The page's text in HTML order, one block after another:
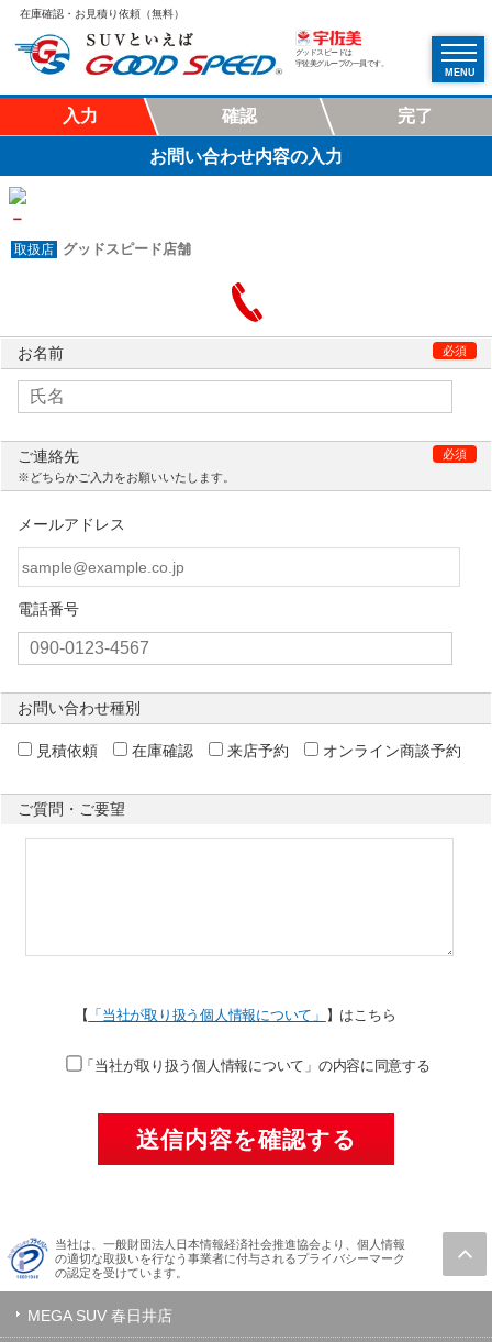
在庫確認・お見積り依頼（無料）
グッドスピードは
宇佐美グループの一員です。
MENU
入力 確認 完了
お問い合わせ内容の入力
－
グッドスピード店舗
お名前 必須
ご連絡先
必須
※どちらかご入力をお願いいたします。
メールアドレス
電話番号
お問い合わせ種別
見積依頼 在庫確認 来店予約 オンライン商談予約
ご質問・ご要望
【 「当社が取り扱う個人情報について」 】はこちら
「当社が取り扱う個人情報について」の内容に同意する
当社は、一般財団法人日本情報経済社会推進協会より、個人情報
の適切な取扱いを行なう事業者に付与されるプライバシーマーク
の認定を受けています。
MEGA SUV 春日井店